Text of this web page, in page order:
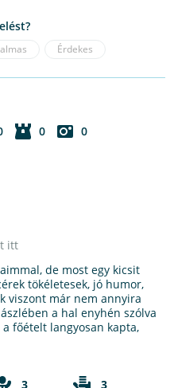
Érdekes
0 0
itt
de most egy kicsit
tökéletesek, jó humor,
viszont már nem annyira
a hal enyhén szólva
főételt langyosan kapta,
3
3